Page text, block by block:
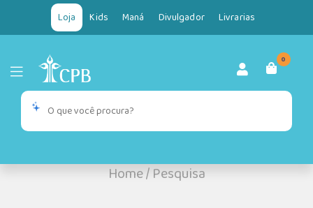
Loja Kids Maná Divulgador Livrarias
0
Home/Pesquisa